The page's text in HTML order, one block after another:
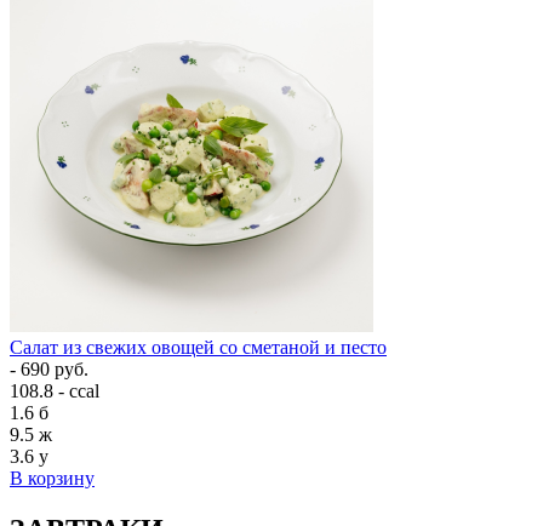
Салат из свежих овощей со сметаной и песто
- 690 руб.
108.8 - ccal
1.6 б
9.5 ж
3.6 у
В корзину